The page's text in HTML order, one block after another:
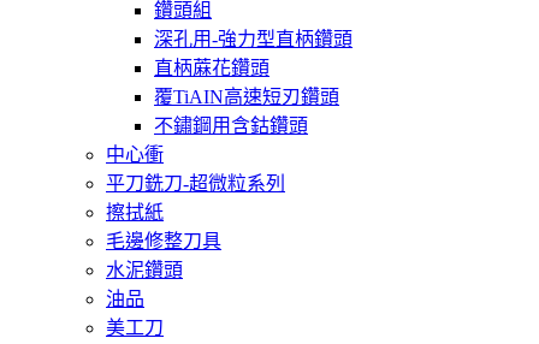
鑽頭組
深孔用-強力型直柄鑽頭
直柄蔴花鑽頭
覆TiAIN高速短刃鑽頭
不鏽鋼用含鈷鑽頭
中心衝
平刀銑刀-超微粒系列
擦拭紙
毛邊修整刀具
水泥鑽頭
油品
美工刀